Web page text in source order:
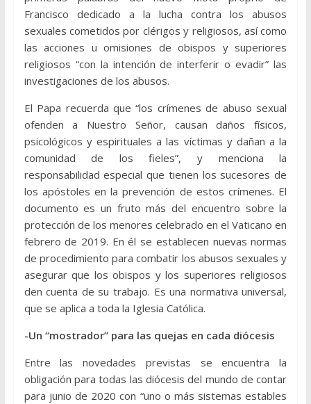
Francisco dedicado a la lucha contra los abusos
sexuales cometidos por clérigos y religiosos, así como
las acciones u omisiones de obispos y superiores
religiosos “con la intención de interferir o evadir” las
investigaciones de los abusos.
El Papa recuerda que “los crímenes de abuso sexual
ofenden a Nuestro Señor, causan daños físicos,
psicológicos y espirituales a las víctimas y dañan a la
comunidad de los fieles”, y menciona la
responsabilidad especial que tienen los sucesores de
los apóstoles en la prevención de estos crímenes. El
documento es un fruto más del encuentro sobre la
protección de los menores celebrado en el Vaticano en
febrero de 2019. En él se establecen nuevas normas
de procedimiento para combatir los abusos sexuales y
asegurar que los obispos y los superiores religiosos
den cuenta de su trabajo. Es una normativa universal,
que se aplica a toda la Iglesia Católica.
-Un “mostrador” para las quejas en cada diócesis
Entre las novedades previstas se encuentra la
obligación para todas las diócesis del mundo de contar
para junio de 2020 con “uno o más sistemas estables